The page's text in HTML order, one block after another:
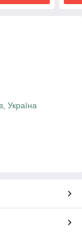
Україна